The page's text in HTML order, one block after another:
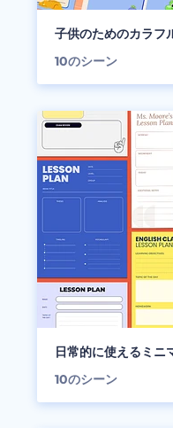
子供のためのカラフ
10のシーン
日常的に使えるミニ
10のシーン